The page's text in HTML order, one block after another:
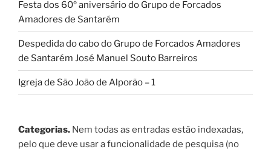
Festa dos 60º aniversário do Grupo de Forcados
Amadores de Santarém
Despedida do cabo do Grupo de Forcados Amadores
de Santarém José Manuel Souto Barreiros
Igreja de São João de Alporão – 1
Categorias. Nem todas as entradas estão indexadas,
pelo que deve usar a funcionalidade de pesquisa (no